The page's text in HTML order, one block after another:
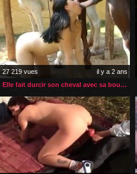
27 219 vues
il y a 2 ans
Elle fait durcir son cheval avec sa bouche avant la sodomie